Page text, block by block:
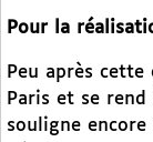
Pour la
Peu après cette
Paris et se
souligne